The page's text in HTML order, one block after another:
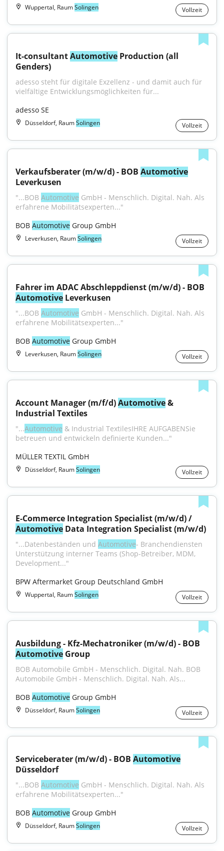
Wuppertal, RaumSolingen Vollzeit
It-consultant Automotive Production (all
Genders)
adesso steht für digitale Exzellenz - und damit auch für
vielfältige Entwicklungsmöglichkeiten für...
adesso SE
Düsseldorf, RaumSolingen Vollzeit
Verkaufsberater (m/w/d) - BOB Automotive
Leverkusen
"...BOB Automotive GmbH - Menschlich. Digital. Nah. Als
erfahrene Mobilitätsexperten..."
BOB Automotive Group GmbH
Leverkusen, RaumSolingen Vollzeit
Automotive Leverkusen
"...BOB Automotive GmbH - Menschlich. Digital. Nah. Als
erfahrene Mobilitätsexperten..."
BOB Automotive Group GmbH
Leverkusen, RaumSolingen Vollzeit
Account Manager (m/f/d) Automotive &
Industrial Textiles
"...Automotive & Industrial TextilesIHRE AUFGABENSie
betreuen und entwickeln definierte Kunden..."
MÜLLER TEXTIL GmbH
Düsseldorf, RaumSolingen Vollzeit
Automotive Data Integration Specialist (m/w/d)
"...Datenbeständen und Automotive- Branchendiensten
Unterstützung interner Teams (Shop-Betreiber, MDM,
Development..."
BPW Aftermarket Group Deutschland GmbH
Wuppertal, RaumSolingen Vollzeit
Automotive Group
BOB Automobile GmbH - Menschlich. Digital. Nah. BOB
Automobile GmbH - Menschlich. Digital. Nah. Als...
BOB Automotive Group GmbH
Düsseldorf, RaumSolingen Vollzeit
Serviceberater (m/w/d) - BOB Automotive
Düsseldorf
"...BOB Automotive GmbH - Menschlich. Digital. Nah. Als
erfahrene Mobilitätsexperten..."
BOB Automotive Group GmbH
Düsseldorf, RaumSolingen Vollzeit